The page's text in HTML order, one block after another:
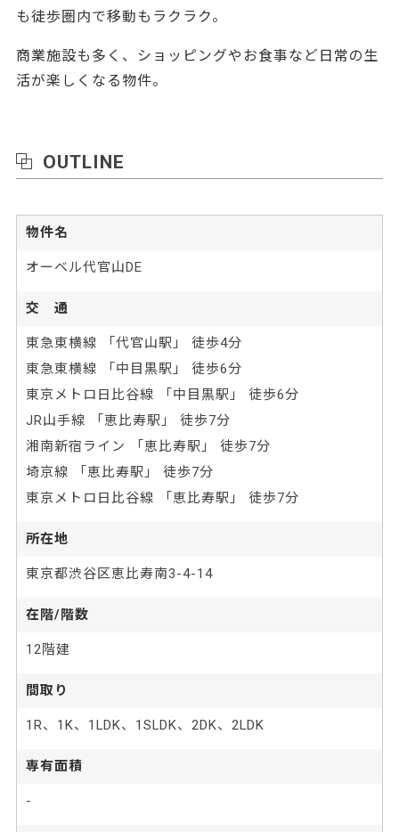
も徒歩圏内で移動もラクラク。
商業施設も多く、ショッピングやお食事など日常の生
活が楽しくなる物件。
OUTLINE
物件名
オーベル代官山DE
交 通
東急東横線 「代官山駅」 徒歩4分
東急東横線 「中目黒駅」 徒歩6分
東京メトロ日比谷線 「中目黒駅」 徒歩6分
JR山手線 「恵比寿駅」 徒歩7分
湘南新宿ライン 「恵比寿駅」 徒歩7分
埼京線 「恵比寿駅」 徒歩7分
東京メトロ日比谷線 「恵比寿駅」 徒歩7分
所在地
東京都渋谷区恵比寿南3-4-14
在階/階数
12階建
間取り
1R、1K、1LDK、1SLDK、2DK、2LDK
専有面積
-